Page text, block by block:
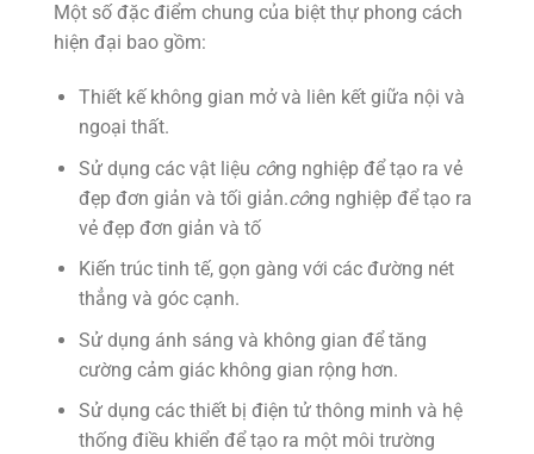
Một số đặc điểm chung của biệt thự phong cách
hiện đại bao gồm:
Thiết kế không gian mở và liên kết giữa nội và
ngoại thất.
Sử dụng các vật liệu công nghiệp để tạo ra vẻ
đẹp đơn giản và tối giản.công nghiệp để tạo ra
vẻ đẹp đơn giản và tố
Kiến trúc tinh tế, gọn gàng với các đường nét
thẳng và góc cạnh.
Sử dụng ánh sáng và không gian để tăng
cường cảm giác không gian rộng hơn.
Sử dụng các thiết bị điện tử thông minh và hệ
thống điều khiển để tạo ra một môi trường